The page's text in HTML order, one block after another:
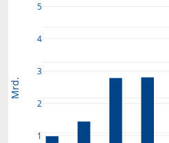
1
2
3
4
5
Mrd.